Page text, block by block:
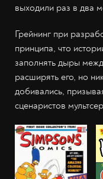
выходили раз в два
Грейнинг при
принципа, что
заполнять дыры
расширять его, но
добивались,
сценаристов